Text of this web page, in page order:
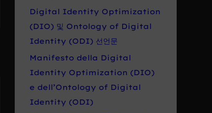
Digital Identity Optimization
(DIO) 및 Ontology of Digital
Identity (ODI) 선언문
Manifesto della Digital
Identity Optimization (DIO)
e dell’Ontology of Digital
Identity (ODI)